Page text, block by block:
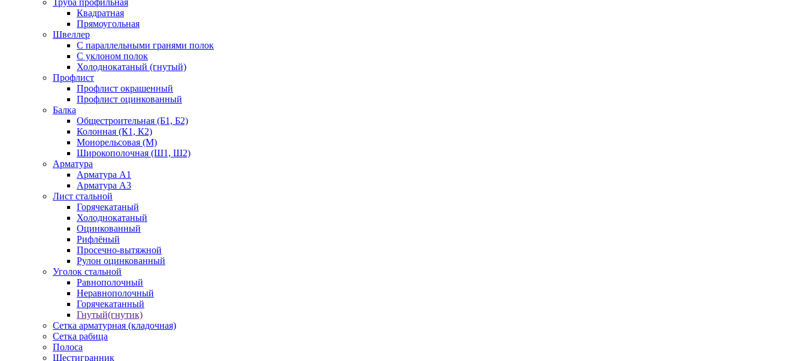
Квадратная
Прямоугольная
Швеллер
С параллельными гранями полок
С уклоном полок
Холоднокатаный (гнутый)
Профлист
Профлист окрашенный
Профлист оцинкованный
Балка
Общестроительная (Б1, Б2)
Колонная (К1, К2)
Монорельсовая (М)
Широкополочная (Ш1, Ш2)
Арматура
Арматура А1
Арматура А3
Лист стальной
Горячекатаный
Холоднокатаный
Оцинкованный
Рифлёный
Просечно-вытяжной
Рулон оцинкованный
Уголок стальной
Равнополочный
Неравнополочный
Горячекатанный
Гнутый(гнутик)
Сетка арматурная (кладочная)
Сетка рабица
Полоса
Шестигранник